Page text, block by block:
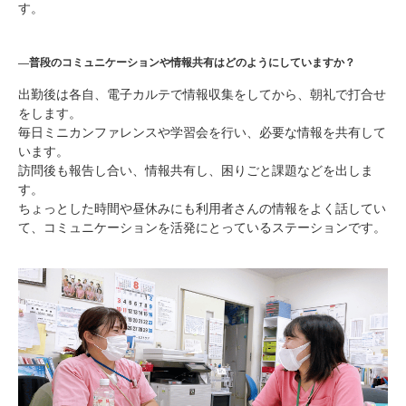
す。
―普段のコミュニケーションや情報共有はどのようにしていますか？
出勤後は各自、電子カルテで情報収集をしてから、朝礼で打合せ
をします。
毎日ミニカンファレンスや学習会を行い、必要な情報を共有して
います。
訪問後も報告し合い、情報共有し、困りごと課題などを出しま
す。
ちょっとした時間や昼休みにも利用者さんの情報をよく話してい
て、コミュニケーションを活発にとっているステーションです。